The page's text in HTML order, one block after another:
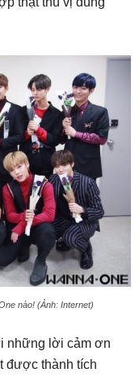
nào! (Ảnh: Internet)
những lời cảm ơn
được thành tích